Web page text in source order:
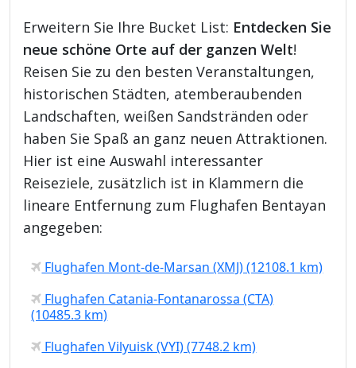
Erweitern Sie Ihre Bucket List: Entdecken Sie
neue schöne Orte auf der ganzen Welt!
Reisen Sie zu den besten Veranstaltungen,
historischen Städten, atemberaubenden
Landschaften, weißen Sandstränden oder
haben Sie Spaß an ganz neuen Attraktionen.
Hier ist eine Auswahl interessanter
Reiseziele, zusätzlich ist in Klammern die
lineare Entfernung zum Flughafen Bentayan
angegeben:
Flughafen Mont-de-Marsan (XMJ) (12108.1 km)
Flughafen Catania-Fontanarossa (CTA)
(10485.3 km)
Flughafen Vilyuisk (VYI) (7748.2 km)